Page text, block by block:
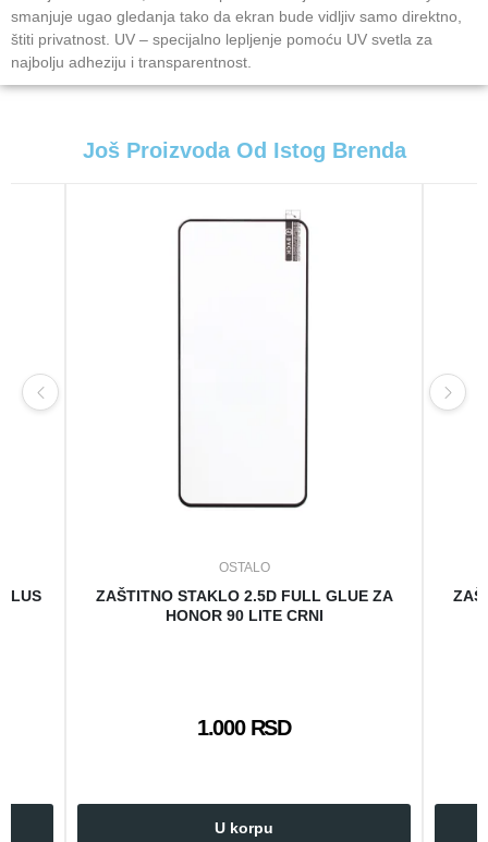
smanjuje ugao gledanja tako da ekran bude vidljiv samo direktno,
štiti privatnost. UV – specijalno lepljenje pomoću UV svetla za
najbolju adheziju i transparentnost.
Još Proizvoda Od Istog Brenda
OSTALO
ZAŠTITNO STAKLO 2.5D FULL GLUE ZA
HONOR 90 LITE CRNI
1.000 RSD
U korpu